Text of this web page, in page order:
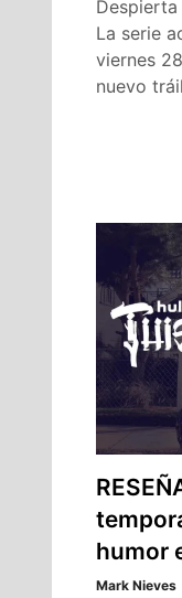
Despierta
La serie
viernes
nuevo
humor
Mark Nieves